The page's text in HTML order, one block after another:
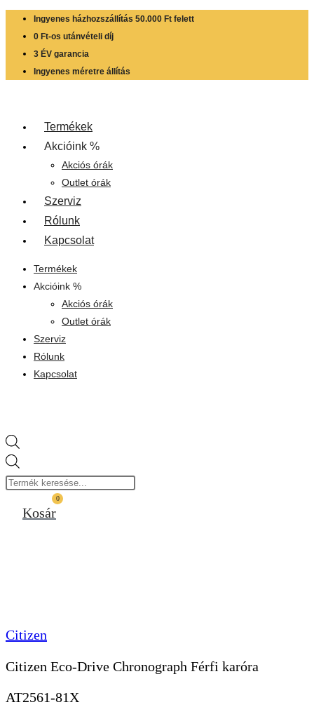
content
Ingyenes házhozszállítás 50.000 Ft felett
0 Ft-os utánvételi díj
3 ÉV garancia
Ingyenes méretre állítás
Termékek
Akcióink %
Akciós órák
Outlet órák
Szerviz
Rólunk
Kapcsolat
Termékek
Akcióink %
Akciós órák
Outlet órák
Szerviz
Rólunk
Kapcsolat
search
0
Kosár
Citizen
Citizen Eco-Drive Chronograph Férfi karóra
AT2561-81X